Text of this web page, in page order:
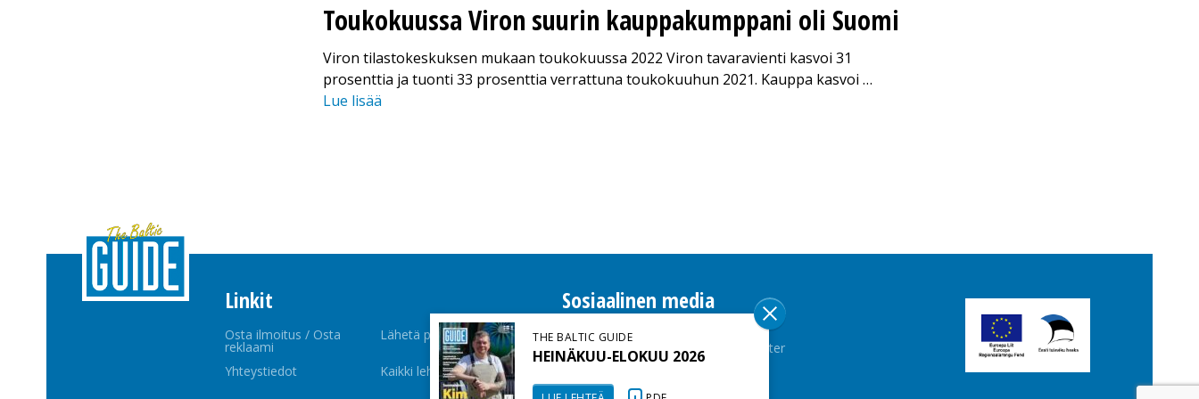
Toukokuussa Viron suurin kauppakumppani oli Suomi
Viron tilastokeskuksen mukaan toukokuussa 2022 Viron tavaravienti kasvoi 31
prosenttia ja tuonti 33 prosenttia verrattuna toukokuuhun 2021. Kauppa kasvoi …
Lue lisää
THE BALTIC GUIDE
HEINÄKUU-ELOKUU 2026
Linkit
Osta ilmoitus / Osta
reklaami
Lähetä palaute
Yhteystiedot Kaikki lehdet
Sosiaalinen media
Facebook Twitter
Instagram